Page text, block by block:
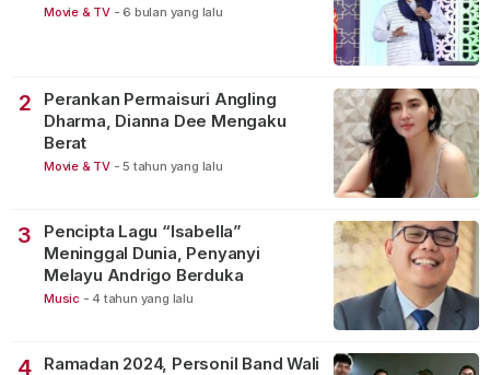
Movie & TV - 6 bulan yang lalu
2
Perankan Permaisuri Angling
Dharma, Dianna Dee Mengaku
Berat
Movie & TV - 5 tahun yang lalu
3
Pencipta Lagu “Isabella”
Meninggal Dunia, Penyanyi
Melayu Andrigo Berduka
Music - 4 tahun yang lalu
4
Ramadan 2024, Personil Band Wali